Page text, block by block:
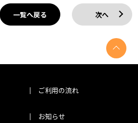
一覧へ戻る 次へ
ご利用の流れ
お知らせ